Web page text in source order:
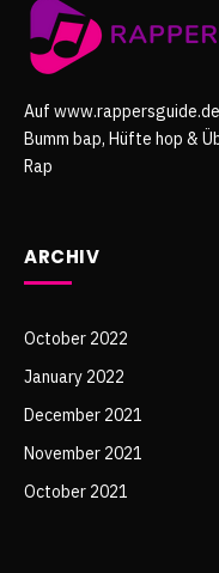
Auf
Bumm bap, Hüfte hop &
Rap
ARCHIV
October 2022
January 2022
December 2021
November 2021
October 2021